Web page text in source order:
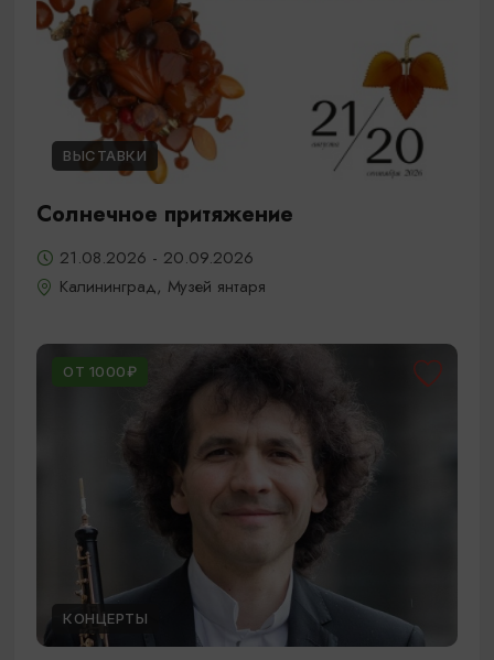
ВЫСТАВКИ
Солнечное притяжение
21.08.2026 - 20.09.2026
Калининград, Музей янтаря
ОТ 1000₽
КОНЦЕРТЫ